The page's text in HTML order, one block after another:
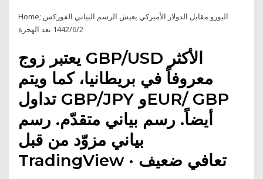
Home; اليورو مقابل الدولار الأميركي يعيش الرسم البياني الفوركس
2‏‏/6‏‏/1442 بعد الهجرة
يعتبر زوج GBP/USD الأكثر
معروفاً في بريطانيا، كما ويتم
تداول GBP/JPY وEUR/ GBP
أيضاً. رسم بياني متقدّم. رسم
بياني مزوّد من قبل